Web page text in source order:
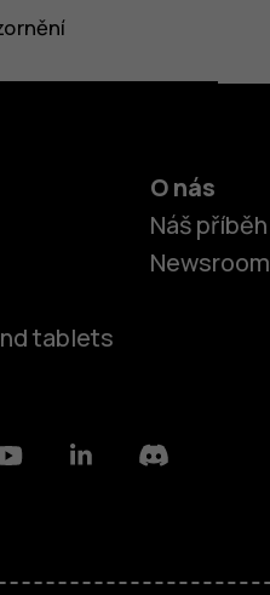
tablets
O nás
Náš příběh
Newsroom
LinkedinDiscord